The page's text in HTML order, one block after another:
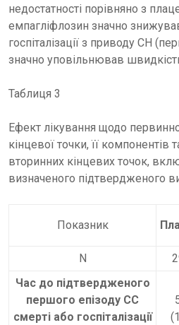
недостатності порівняно з
емпагліфлозин значно
госпіталізації з приводу СН
значно уповільнював
Таблиця 3
Ефект лікування щодо
кінцевої точки, її
вторинних кінцевих точок,
визначеного підтвердженого
Показник
N
Час до підтвердженого
першого епізоду СС
смерті або госпіталізації